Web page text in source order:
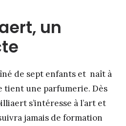
un
de sept enfants et naît à
tient une parfumerie. Dès
s’intéresse à l’art et
jamais de formation